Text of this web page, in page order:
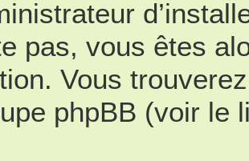
pas, vous êtes
Vous
phpBB (voir le